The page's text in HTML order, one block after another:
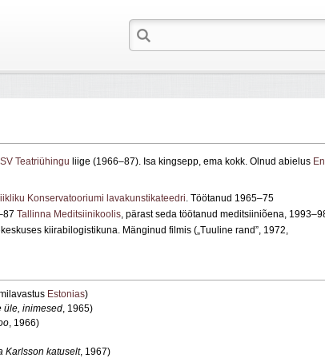
Teatriühingu liige (1966–87). Isa kingsepp, ema kokk. Olnud abielus
Konservatooriumi lavakunstikateedri. Töötanud 1965–75
Tallinna Meditsiinikoolis, pärast seda töötanud meditsiiniõena,
kiirabilogistikuna. Mänginud filmis („Tuuline rand”, 1972,
Estonias)
üle, inimesed, 1965)
, 1966)
Karlsson katuselt, 1967)